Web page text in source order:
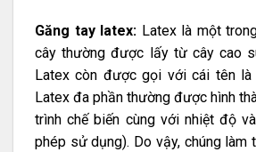
Găng tay latex: Latex là một
cây thường được lấy từ cây cao
Latex còn được gọi với cái tên
Latex đa phần thường được hình
trình chế biến cùng với nhiệt độ
phép sử dụng). Do vậy, chúng làm